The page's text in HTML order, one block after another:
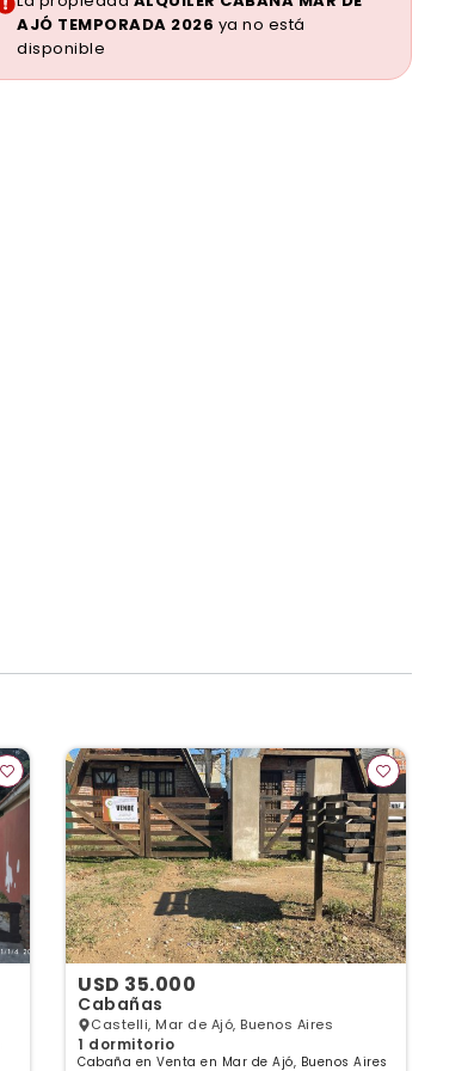
AJÓ TEMPORADA 2026 ya no está
disponible
USD 35.000
Cabañas
Castelli, Mar de Ajó, Buenos Aires
1 dormitorio
Cabaña en Venta en Mar de Ajó, Buenos Aires